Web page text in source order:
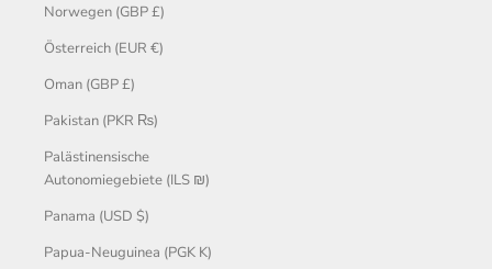
Norwegen (GBP £)
Österreich (EUR €)
Oman (GBP £)
Pakistan (PKR ₨)
Palästinensische
Autonomiegebiete (ILS ₪)
Panama (USD $)
Papua-Neuguinea (PGK K)